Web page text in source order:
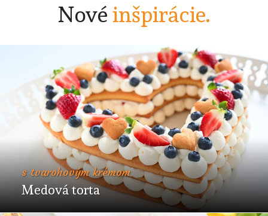
Nové inšpirácie.
s tvarohovým krémom
Medová torta